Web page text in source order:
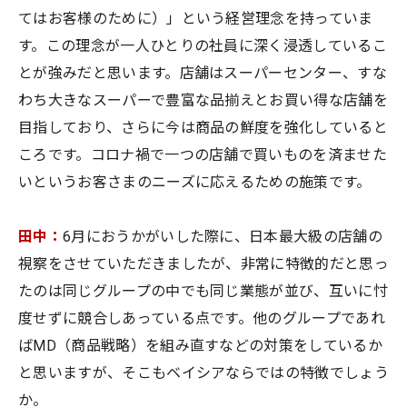
てはお客様のために）」という経営理念を持っていま
す。この理念が一人ひとりの社員に深く浸透しているこ
とが強みだと思います。店舗はスーパーセンター、すな
わち大きなスーパーで豊富な品揃えとお買い得な店舗を
目指しており、さらに今は商品の鮮度を強化していると
ころです。コロナ禍で一つの店舗で買いものを済ませた
いというお客さまのニーズに応えるための施策です。
田中： 6月におうかがいした際に、日本最大級の店舗の
視察をさせていただきましたが、非常に特徴的だと思っ
たのは同じグループの中でも同じ業態が並び、互いに忖
度せずに競合しあっている点です。他のグループであれ
ばMD（商品戦略）を組み直すなどの対策をしているか
と思いますが、そこもベイシアならではの特徴でしょう
か。